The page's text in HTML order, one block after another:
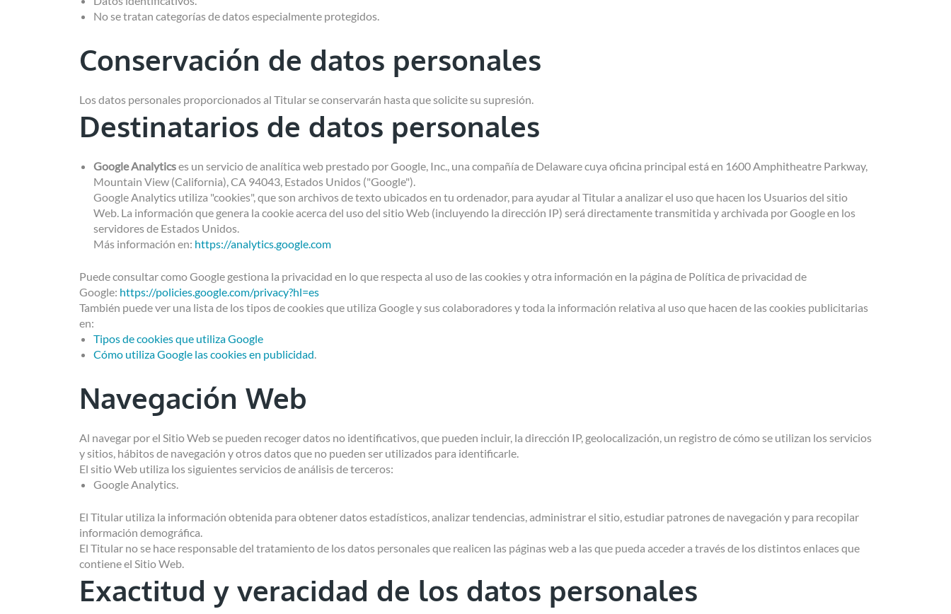
No se tratan categorías de datos especialmente protegidos.
Conservación de datos personales
Los datos personales proporcionados al Titular se conservarán hasta que solicite su supresión.
Destinatarios de datos personales
Google Analyticses un servicio de analítica web prestado por Google, Inc., una compañía de Delaware cuya oficina principal está en 1600 Amphitheatre Parkway,
Mountain View (California), CA 94043, Estados Unidos ("Google").
Google Analytics utiliza "cookies", que son archivos de texto ubicados en tu ordenador, para ayudar al Titular a analizar el uso que hacen los Usuarios del sitio
Web. La información que genera la cookie acerca del uso del sitio Web (incluyendo la dirección IP) será directamente transmitida y archivada por Google en los
servidores de Estados Unidos.
Más información en: https://analytics.google.com
Puede consultar como Google gestiona la privacidad en lo que respecta al uso de las cookies y otra información en la página de Política de privacidad de
Google: https://policies.google.com/privacy?hl=es
También puede ver una lista de los tipos de cookies que utiliza Google y sus colaboradores y toda la información relativa al uso que hacen de las cookies publicitarias
en:
Tipos de cookies que utiliza Google
Cómo utiliza Google las cookies en publicidad.
Navegación Web
Al navegar por el Sitio Web se pueden recoger datos no identificativos, que pueden incluir, la dirección IP, geolocalización, un registro de cómo se utilizan los servicios
y sitios, hábitos de navegación y otros datos que no pueden ser utilizados para identificarle.
El sitio Web utiliza los siguientes servicios de análisis de terceros:
Google Analytics.
El Titular utiliza la información obtenida para obtener datos estadísticos, analizar tendencias, administrar el sitio, estudiar patrones de navegación y para recopilar
información demográfica.
El Titular no se hace responsable del tratamiento de los datos personales que realicen las páginas web a las que pueda acceder a través de los distintos enlaces que
contiene el Sitio Web.
Exactitud y veracidad de los datos personales